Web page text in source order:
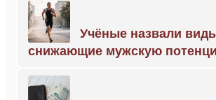
Учёные назвали
снижающие мужскую